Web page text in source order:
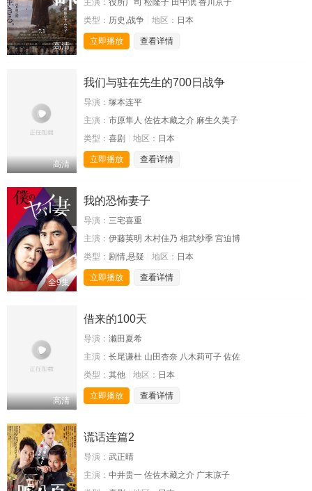
高清
主演： 役所广司 松隆子 田中泯 香川京子
类型： 历史,战争 地区： 日本
立即播放 查看详情
高清
我们与驻在先生的700日战争
导演： 塚本连平
主演： 市原隼人 佐佐木藏之介 麻生久美子
类型： 喜剧 地区： 日本
立即播放 查看详情
全9集
我的恐怖妻子
导演： 三宅喜重
主演： 伊藤英明 木村佳乃 相武纱季 宫迫博
类型： 剧情,悬疑 地区： 日本
立即播放 查看详情
高清
借来的100天
导演： 濑田夏希
主演： 长尾谦杜 山田杏奈 八木莉可子 佐佐
类型： 其他 地区： 日本
立即播放 查看详情
谎话连篇2
导演： 武正晴
主演： 中井贵一 佐佐木藏之介 广末凉子